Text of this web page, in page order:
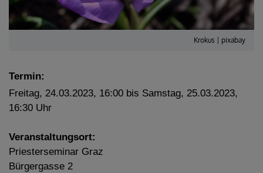
Krokus | pixabay
Termin:
Freitag, 24.03.2023, 16:00 bis Samstag, 25.03.2023,
16:30 Uhr
Veranstaltungsort:
Priesterseminar Graz
Bürgergasse 2